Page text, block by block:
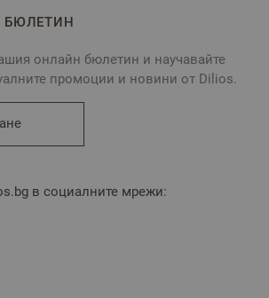
БЮЛЕТИН
онлайн бюлетин и научавайте
промоции и новини от Dilios.
в социалните мрежи: